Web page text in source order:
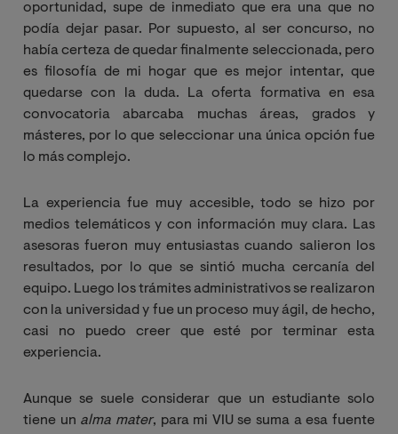
oportunidad, supe de inmediato que era una que no
podía dejar pasar. Por supuesto, al ser concurso, no
había certeza de quedar finalmente seleccionada, pero
es filosofía de mi hogar que es mejor intentar, que
quedarse con la duda. La oferta formativa en esa
convocatoria abarcaba muchas áreas, grados y
másteres, por lo que seleccionar una única opción fue
lo más complejo.
La experiencia fue muy accesible, todo se hizo por
medios telemáticos y con información muy clara. Las
asesoras fueron muy entusiastas cuando salieron los
resultados, por lo que se sintió mucha cercanía del
equipo. Luego los trámites administrativos se realizaron
con la universidad y fue un proceso muy ágil, de hecho,
casi no puedo creer que esté por terminar esta
experiencia.
Aunque se suele considerar que un estudiante solo
tiene un alma mater, para mi VIU se suma a esa fuente